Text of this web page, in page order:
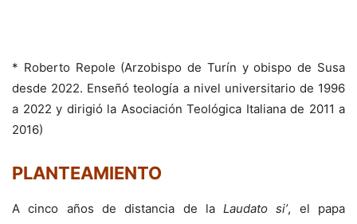
* Roberto Repole (Arzobispo de Turín y obispo de Susa
desde 2022. Enseñó teología a nivel universitario de 1996
a 2022 y dirigió la Asociación Teológica Italiana de 2011 a
2016)
PLANTEAMIENTO
A cinco años de distancia de laLaudato si’, el papa